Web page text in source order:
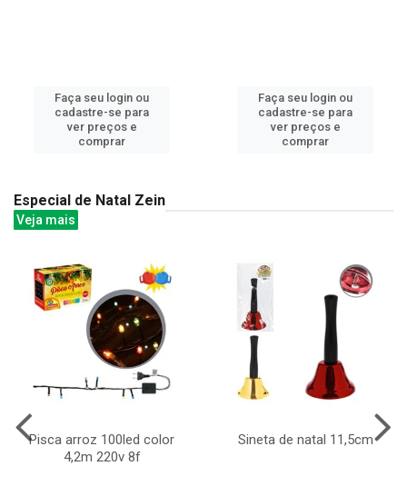
Faça seu login ou
cadastre-se para
ver preços e
comprar
Faça seu login ou
cadastre-se para
ver preços e
comprar
Especial de Natal Zein
Veja mais
Pisca arroz 100led color
4,2m 220v 8f
Sineta de natal 11,5cm